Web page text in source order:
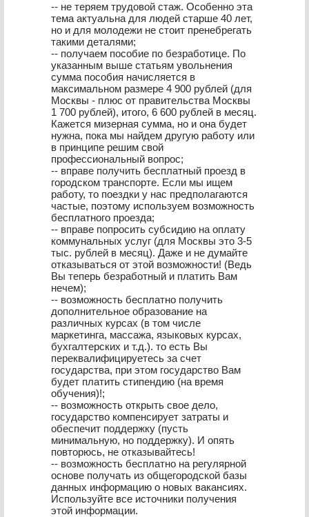
-- не теряем трудовой стаж. Особенно эта
тема актуальна для людей старше 40 лет,
но и для молодежи не стоит пренебрегать
такими деталями;
-- получаем пособие по безработице. По
указанным выше статьям увольнения
сумма пособия начисляется в
максимальном размере 4 900 рублей (для
Москвы - плюс от правительства Москвы
1 700 рублей), итого, 6 600 рублей в месяц.
Кажется мизерная сумма, но и она будет
нужна, пока мы найдем другую работу или
в принципе решим свой
профессиональный вопрос;
-- вправе получить бесплатный проезд в
городском транспорте. Если мы ищем
работу, то поездки у нас предполагаются
частые, поэтому используем возможность
бесплатного проезда;
-- вправе попросить субсидию на оплату
коммунальных услуг (для Москвы это 3-5
тыс. рублей в месяц). Даже и не думайте
отказываться от этой возможности! (Ведь
Вы теперь безработный и платить Вам
нечем);
-- возможность бесплатно получить
дополнительное образование на
различных курсах (в том числе
маркетинга, массажа, языковых курсах,
бухгалтерских и т.д.). то есть Вы
переквалифицируетесь за счет
государства, при этом государство Вам
будет платить стипендию (на время
обучения)!;
-- возможность открыть свое дело,
государство компенсирует затраты и
обеспечит поддержку (пусть
минимальную, но поддержку). И опять
повторюсь, не отказывайтесь!
-- возможность бесплатно на регулярной
основе получать из общегородской базы
данных информацию о новых вакансиях.
Используйте все источники получения
этой информации.